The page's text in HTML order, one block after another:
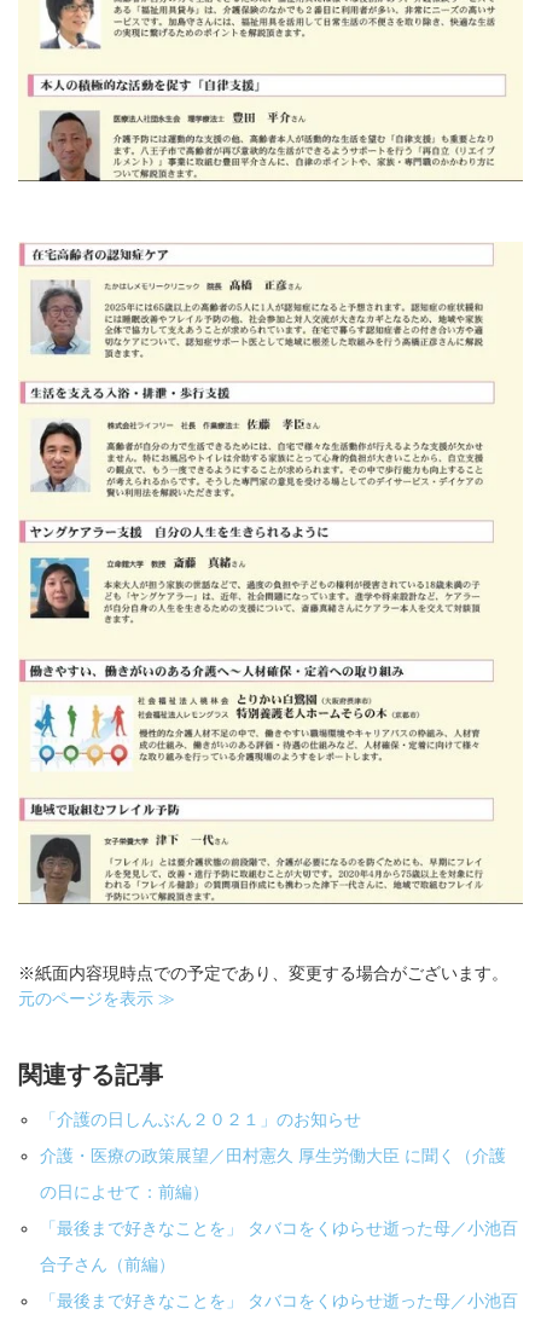
※紙面内容現時点での予定であり、変更する場合がございます。
元のページを表示 ≫
関連する記事
「介護の日しんぶん２０２１」のお知らせ
介護・医療の政策展望／田村憲久 厚生労働大臣 に聞く（介護
の日によせて：前編）
「最後まで好きなことを」 タバコをくゆらせ逝った母／小池百
合子さん（前編）
「最後まで好きなことを」 タバコをくゆらせ逝った母／小池百